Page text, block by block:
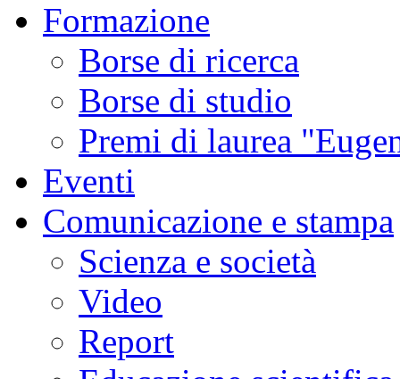
Formazione
Borse di ricerca
Borse di studio
Premi di laurea
Eventi
Comunicazione e stampa
Scienza e società
Video
Report